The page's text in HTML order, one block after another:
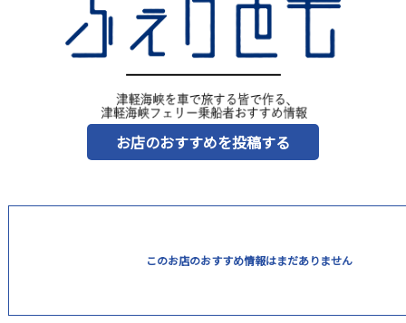
お店のおすすめを投稿する
このお店のおすすめ情報はまだありません